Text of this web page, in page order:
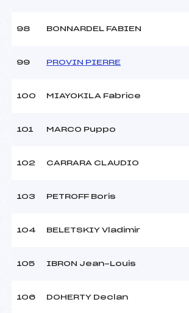
98 BONNARDEL FABIEN
99 PROVIN PIERRE
100 MIAYOKILA Fabrice
101 MARCO Puppo
102 CARRARA CLAUDIO
103 PETROFF Boris
104 BELETSKIY Vladimir
105 IBRON Jean-Louis
106 DOHERTY Declan